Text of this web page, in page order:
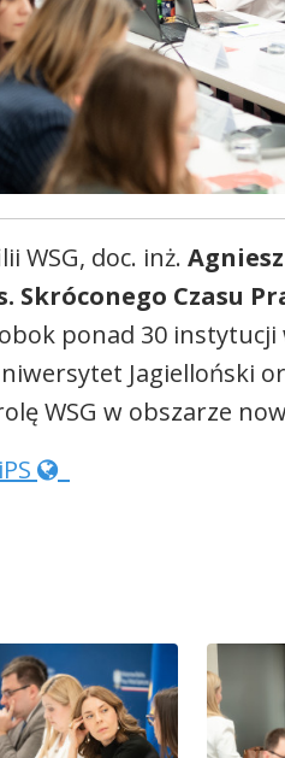
WSG, doc. inż.
Skróconego Czasu
ponad 30 instytucji
Jagielloński
WSG w obszarze